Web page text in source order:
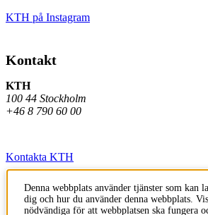
KTH på Instagram
Kontakt
KTH
100 44 Stockholm
+46 8 790 60 00
Kontakta KTH
Jobba på KTH
Press och media
Denna webbplats använder tjänster som kan
dig och hur du använder denna webbplats.
nödvändiga för att webbplatsen ska fungera